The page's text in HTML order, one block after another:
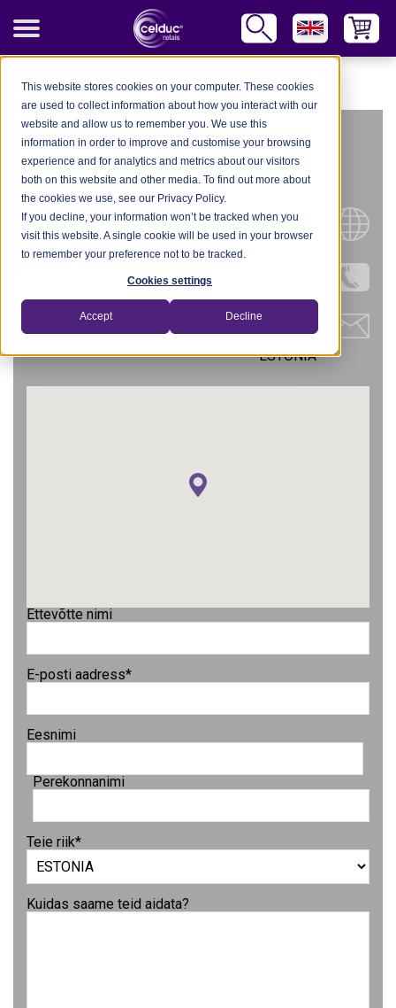
This website stores cookies on your computer. These cookies
are used to collect information about how you interact with our
website and allow us to remember you. We use this
information in order to improve and customise your browsing
experience and for analytics and metrics about our visitors
both on this website and other media. To find out more about
the cookies we use, see our Privacy Policy.
If you decline, your information won’t be tracked when you
visit this website. A single cookie will be used in your browser
to remember your preference not to be tracked.
Cookies settings
Accept Decline
YEINTERNATIONAL
AS – TALLINN
Website
Tel.: +372 659 3600
Sõpruse pst 259,
13414 Tallinn
ESTONIA
Ettevõtte nimi
E-posti aadress*
Eesnimi
Perekonnanimi
Teie riik*
Kuidas saame teid aidata?